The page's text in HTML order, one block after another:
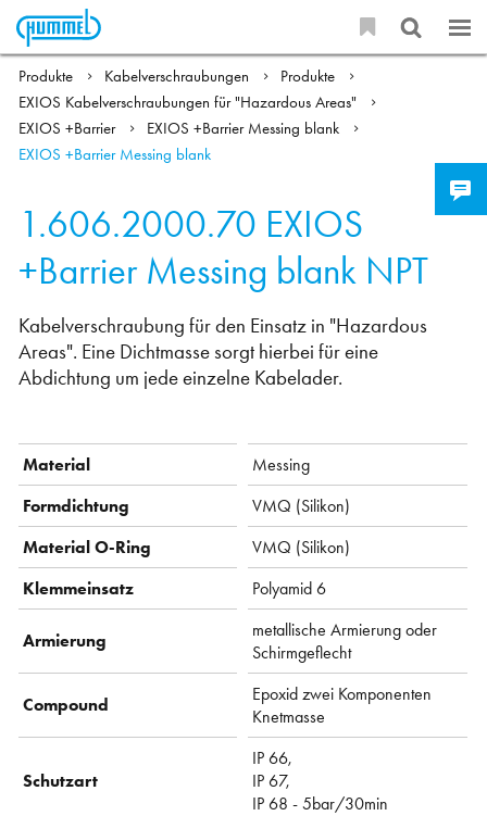
Produkte Kabelverschraubungen
Produkte
EXIOS Kabelverschraubungen für "Hazardous Areas"
EXIOS +Barrier
EXIOS +Barrier Messing blank
EXIOS +Barrier Messing blank
1.606.2000.70 EXIOS
+Barrier Messing blank NPT
Kabelverschraubung für den Einsatz in "Hazardous
Areas". Eine Dichtmasse sorgt hierbei für eine
Abdichtung um jede einzelne Kabelader.
Material
Messing
Formdichtung
VMQ (Silikon)
Material O-Ring
VMQ (Silikon)
Klemmeinsatz
Polyamid 6
Armierung
metallische Armierung oder
Schirmgeflecht
Compound
Epoxid zwei Komponenten
Knetmasse
Schutzart
IP 66,
IP 67,
IP 68 - 5bar/30min